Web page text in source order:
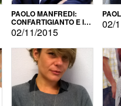
PAOLO MANFREDI:
CONFARTIGIANTO E IL
SONDAGGIO
02/11/2015
02/